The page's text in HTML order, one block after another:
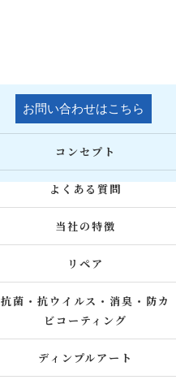
お問い合わせはこちら
コンセプト
よくある質問
当社の特徴
リペア
抗菌・抗ウイルス・消臭・防カ
ビコーティング
ディンプルアート